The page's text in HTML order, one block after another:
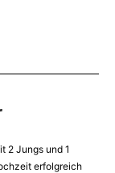
2 Jungs und 1
erfolgreich